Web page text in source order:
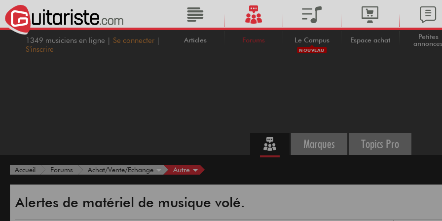
1349 musiciens en ligne | Se connecter |
S'inscrire
Articles Forums Le Campus
NOUVEAU
Espace achat
Petites
Marques Topics Pro
Accueil Forums Achat/Vente/Echange Autre
Alertes de matériel de musique volé.